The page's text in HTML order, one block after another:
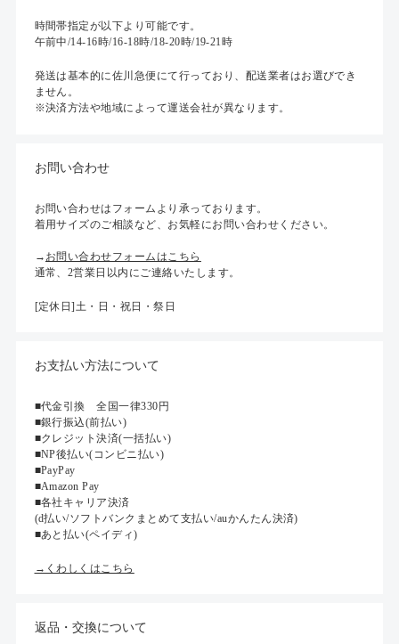
時間帯指定が以下より可能です。
午前中/14-16時/16-18時/18-20時/19-21時
発送は基本的に佐川急便にて行っており、配送業者はお選びでき
ません。
※決済方法や地域によって運送会社が異なります。
お問い合わせ
お問い合わせはフォームより承っております。
着用サイズのご相談など、お気軽にお問い合わせください。
→ お問い合わせフォームはこちら
通常、2営業日以内にご連絡いたします。
[定休日]土・日・祝日・祭日
お支払い方法について
■代金引換 全国一律330円
■銀行振込(前払い)
■クレジット決済(一括払い)
■NP後払い(コンビニ払い)
■PayPay
■Amazon Pay
■各社キャリア決済
(d払い/ソフトバンクまとめて支払い/auかんたん決済)
■あと払い(ペイディ)
→くわしくはこちら
返品・交換について